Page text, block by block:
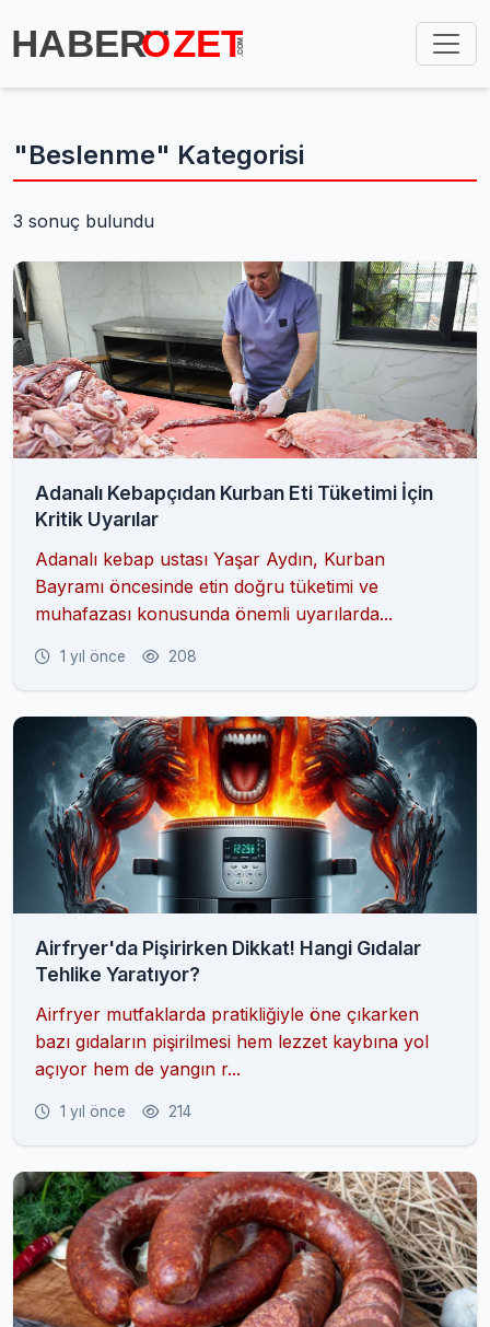
"Beslenme" Kategorisi
3 sonuç bulundu
Adanalı Kebapçıdan Kurban Eti Tüketimi İçin
Kritik Uyarılar
Adanalı kebap ustası Yaşar Aydın, Kurban
Bayramı öncesinde etin doğru tüketimi ve
muhafazası konusunda önemli uyarılarda...
1 yıl önce 208
Airfryer'da Pişirirken Dikkat! Hangi Gıdalar
Tehlike Yaratıyor?
Airfryer mutfaklarda pratikliğiyle öne çıkarken
bazı gıdaların pişirilmesi hem lezzet kaybına yol
açıyor hem de yangın r...
1 yıl önce 214